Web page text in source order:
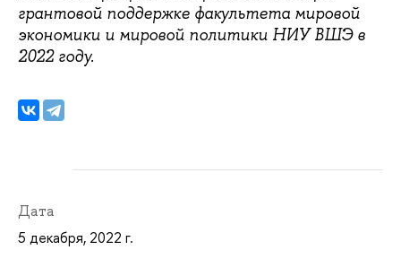
грантовой поддержке факультета мировой
экономики и мировой политики НИУ ВШЭ в
2022 году.
Дата
5 декабря, 2022 г.